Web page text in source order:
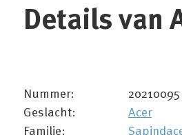
Details van
Nummer:
20210095
Geslacht:
Acer
Familie: